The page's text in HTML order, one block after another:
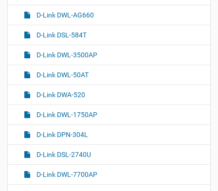
D-Link DWL-AG660
D-Link DSL-584T
D-Link DWL-3500AP
D-Link DWL-50AT
D-Link DWA-520
D-Link DWL-1750AP
D-Link DPN-304L
D-Link DSL-2740U
D-Link DWL-7700AP